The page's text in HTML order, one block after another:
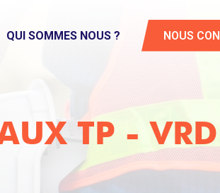
QUI SOMMES NOUS ? NOUS
TP -